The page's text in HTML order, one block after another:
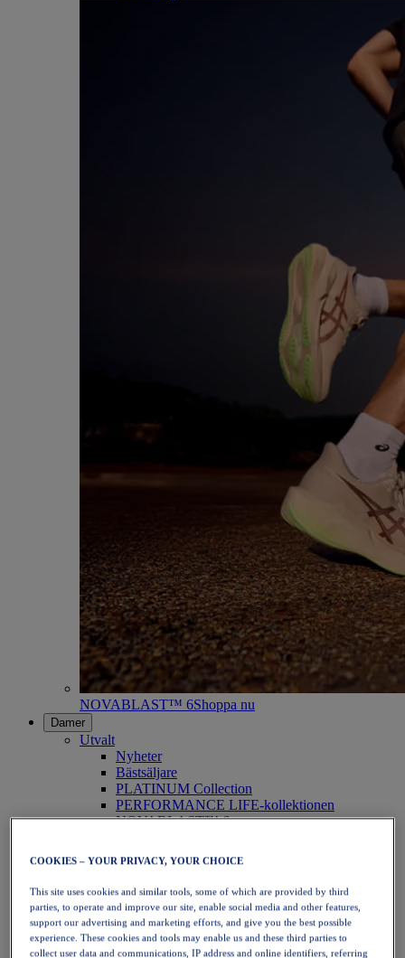
NOVABLAST™ 6Shoppa nu
Damer
Utvalt
Nyheter
Bästsäljare
PLATINUM Collection
PERFORMANCE LIFE-kollektionen
NOVABLAST™ 6
Löpning
Traillöpning
Tennis
Volleyboll
Handboll
Padel
Nätboll
COOKIES – YOUR PRIVACY, YOUR CHOICE
This site uses cookies and similar tools, some of which are provided by third
parties, to operate and improve our site, enable social media and other features,
support our advertising and marketing efforts, and give you the best possible
experience. These cookies and tools may enable us and these third parties to
collect user data and communications, IP address and online identifiers, referring